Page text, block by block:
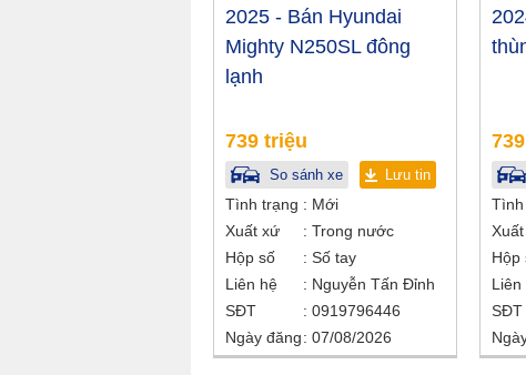
2025 - Bán Hyundai
Mighty N250SL đông
lạnh
739 triệu
So sánh xe Lưu tin
Tình trạng
Mới
Xuất xứ
Trong nước
Hộp số
Số tay
Liên hệ
Nguyễn Tấn Đỉnh
SĐT
0919796446
Ngày đăng
07/08/2026
Tình
Hộp
Liên
SĐT